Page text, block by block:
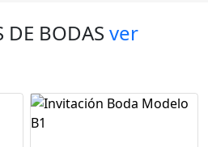
DE BODAS ver